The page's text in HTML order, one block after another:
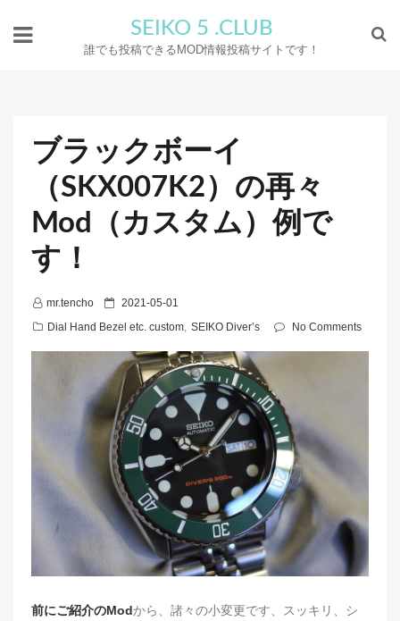
SEIKO 5 .CLUB
誰でも投稿できるMOD情報投稿サイトです！
ブラックボーイ
（SKX007K2）の再々
Mod（カスタム）例で
す！
mr.tencho
P
o
t
d
o
n
2021-05-01
Dial Hand Bezel etc. custom, SEIKO Diver’s No Comments
前にご紹介のModから、諸々の小変更です、スッキリ、シ